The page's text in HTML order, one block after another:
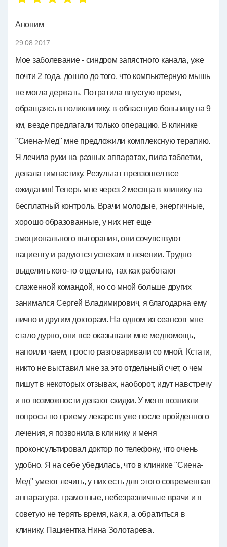
Аноним
29.08.2017
Мое заболевание - синдром запястного канала, уже
почти 2 года, дошло до того, что компьютерную мышь
не могла держать. Потратила впустую время,
обращаясь в поликлинику, в областную больницу на 9
км, везде предлагали только операцию. В клинике
"Сиена-Мед" мне предложили комплексную терапию.
Я лечила руки на разных аппаратах, пила таблетки,
делала гимнастику. Результат превзошел все
ожидания! Теперь мне через 2 месяца в клинику на
бесплатный контроль. Врачи молодые, энергичные,
хорошо образованные, у них нет еще
эмоционального выгорания, они сочувствуют
пациенту и радуются успехам в лечении. Трудно
выделить кого-то отдельно, так как работают
слаженной командой, но со мной больше других
занимался Сергей Владимирович, я благодарна ему
лично и другим докторам. На одном из сеансов мне
стало дурно, они все оказывали мне медпомощь,
напоили чаем, просто разговаривали со мной. Кстати,
никто не выставил мне за это отдельный счет, о чем
пишут в некоторых отзывах, наоборот, идут навстречу
и по возможности делают скидки. У меня возникли
вопросы по приему лекарств уже после пройденного
лечения, я позвонила в клинику и меня
проконсультировал доктор по телефону, что очень
удобно. Я на себе убедилась, что в клинике "Сиена-
Мед" умеют лечить, у них есть для этого современная
аппаратура, грамотные, небезразличные врачи и я
советую не терять время, как я, а обратиться в
клинику. Пациентка Нина Золотарева.